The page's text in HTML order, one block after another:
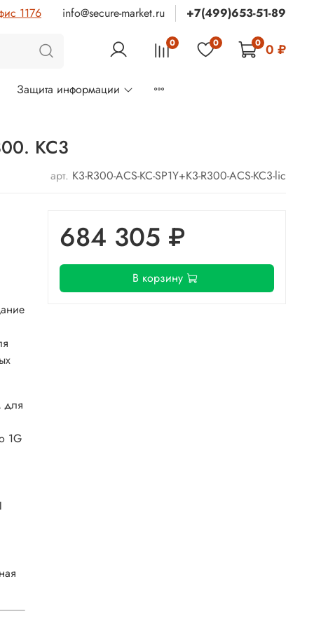
1176 info@secure-market.ru +7(499)653-51-89
0 0 0 0 ₽
Защита информации
КС3
арт. K3-R300-ACS-KC-SP1Y+K3-R300-ACS-KC3-lic
для
1G
684 305 ₽
В корзину